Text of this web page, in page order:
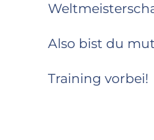
Also bist du
Training vorbei!